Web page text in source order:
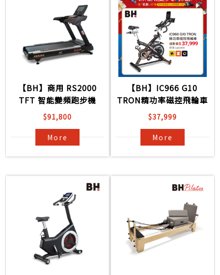
【BH】商用 RS2000
TFT 智能變頻跑步機
$91,800
More
【BH】IC966 G10
TRON精功率磁控飛輪車
$37,999
More